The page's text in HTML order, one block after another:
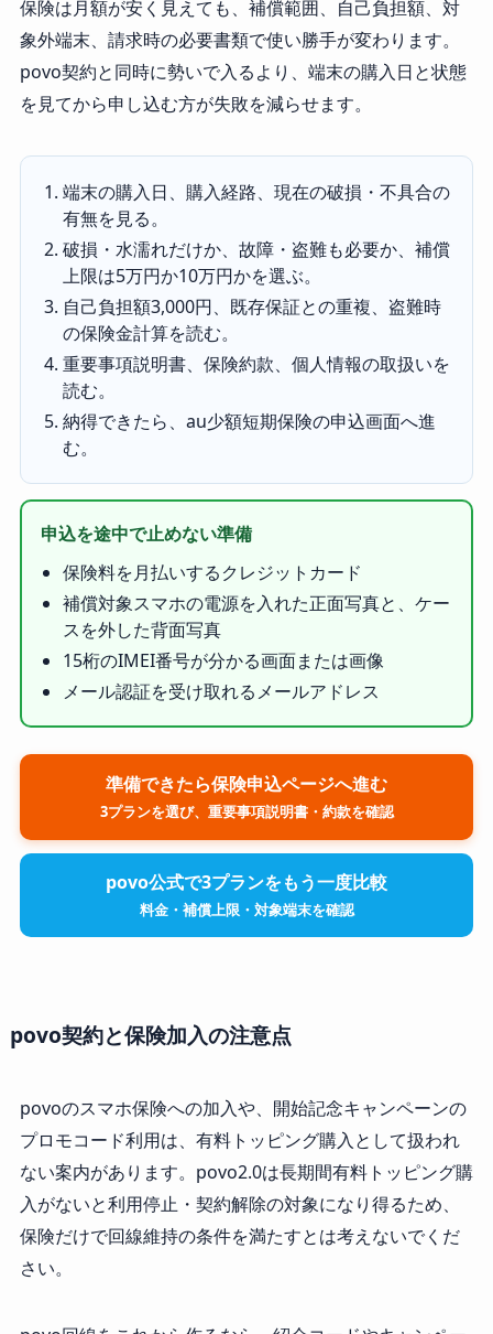
保険は月額が安く見えても、補償範囲、自己負担額、対
象外端末、請求時の必要書類で使い勝手が変わります。
povo契約と同時に勢いで入るより、端末の購入日と状態
を見てから申し込む方が失敗を減らせます。
端末の購入日、購入経路、現在の破損・不具合の
有無を見る。
破損・水濡れだけか、故障・盗難も必要か、補償
上限は5万円か10万円かを選ぶ。
自己負担額3,000円、既存保証との重複、盗難時
の保険金計算を読む。
重要事項説明書、保険約款、個人情報の取扱いを
読む。
納得できたら、au少額短期保険の申込画面へ進
む。
申込を途中で止めない準備
保険料を月払いするクレジットカード
補償対象スマホの電源を入れた正面写真と、ケー
スを外した背面写真
15桁のIMEI番号が分かる画面または画像
メール認証を受け取れるメールアドレス
準備できたら保険申込ページへ進む
3プランを選び、重要事項説明書・約款を確認
povo公式で3プランをもう一度比較
料金・補償上限・対象端末を確認
povo契約と保険加入の注意点
povoのスマホ保険への加入や、開始記念キャンペーンの
プロモコード利用は、有料トッピング購入として扱われ
ない案内があります。povo2.0は長期間有料トッピング購
入がないと利用停止・契約解除の対象になり得るため、
保険だけで回線維持の条件を満たすとは考えないでくだ
さい。